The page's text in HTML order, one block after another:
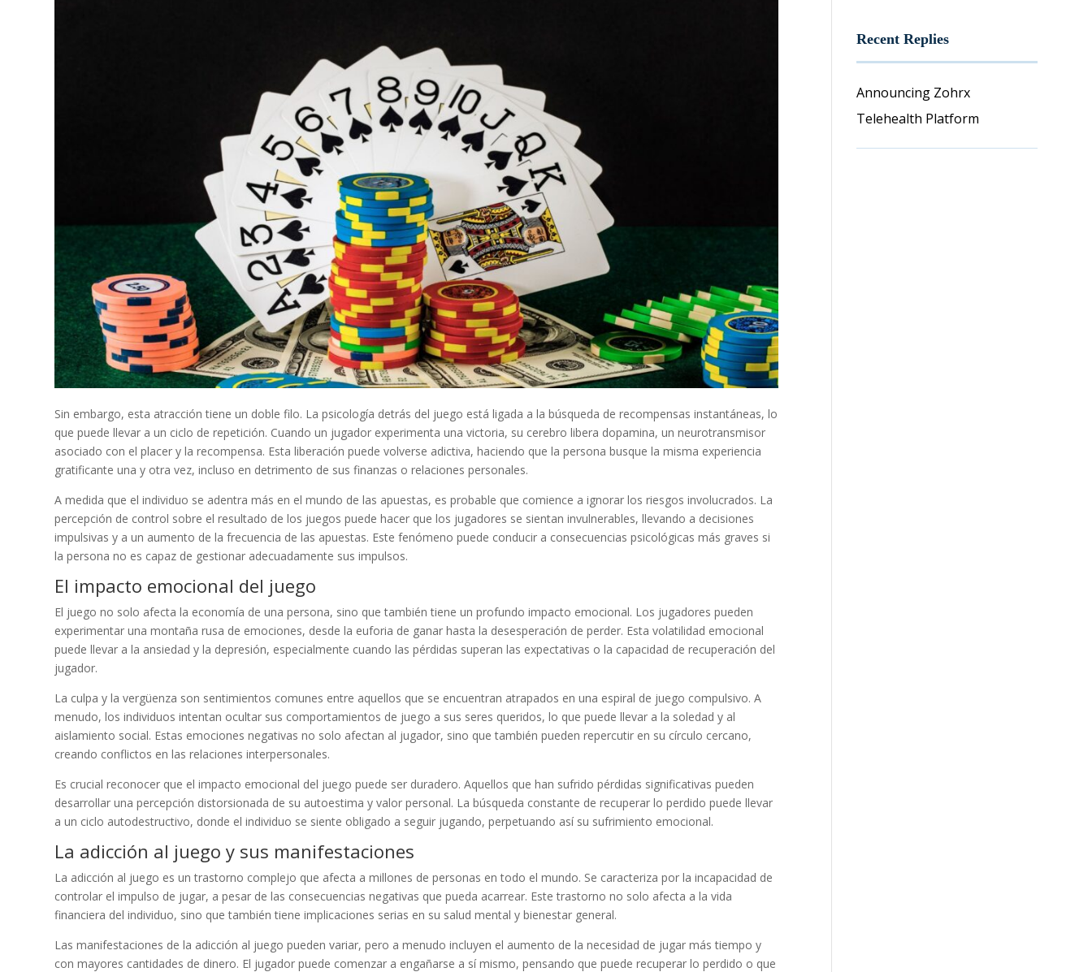
Sin embargo, esta atracción tiene un doble filo. La psicología detrás del juego está ligada a la búsqueda de recompensas instantáneas, lo
que puede llevar a un ciclo de repetición. Cuando un jugador experimenta una victoria, su cerebro libera dopamina, un neurotransmisor
asociado con el placer y la recompensa. Esta liberación puede volverse adictiva, haciendo que la persona busque la misma experiencia
gratificante una y otra vez, incluso en detrimento de sus finanzas o relaciones personales.
A medida que el individuo se adentra más en el mundo de las apuestas, es probable que comience a ignorar los riesgos involucrados. La
percepción de control sobre el resultado de los juegos puede hacer que los jugadores se sientan invulnerables, llevando a decisiones
impulsivas y a un aumento de la frecuencia de las apuestas. Este fenómeno puede conducir a consecuencias psicológicas más graves si
la persona no es capaz de gestionar adecuadamente sus impulsos.
El impacto emocional del juego
El juego no solo afecta la economía de una persona, sino que también tiene un profundo impacto emocional. Los jugadores pueden
experimentar una montaña rusa de emociones, desde la euforia de ganar hasta la desesperación de perder. Esta volatilidad emocional
puede llevar a la ansiedad y la depresión, especialmente cuando las pérdidas superan las expectativas o la capacidad de recuperación del
jugador.
La culpa y la vergüenza son sentimientos comunes entre aquellos que se encuentran atrapados en una espiral de juego compulsivo. A
menudo, los individuos intentan ocultar sus comportamientos de juego a sus seres queridos, lo que puede llevar a la soledad y al
aislamiento social. Estas emociones negativas no solo afectan al jugador, sino que también pueden repercutir en su círculo cercano,
creando conflictos en las relaciones interpersonales.
Es crucial reconocer que el impacto emocional del juego puede ser duradero. Aquellos que han sufrido pérdidas significativas pueden
desarrollar una percepción distorsionada de su autoestima y valor personal. La búsqueda constante de recuperar lo perdido puede llevar
a un ciclo autodestructivo, donde el individuo se siente obligado a seguir jugando, perpetuando así su sufrimiento emocional.
La adicción al juego y sus manifestaciones
La adicción al juego es un trastorno complejo que afecta a millones de personas en todo el mundo. Se caracteriza por la incapacidad de
controlar el impulso de jugar, a pesar de las consecuencias negativas que pueda acarrear. Este trastorno no solo afecta a la vida
financiera del individuo, sino que también tiene implicaciones serias en su salud mental y bienestar general.
Las manifestaciones de la adicción al juego pueden variar, pero a menudo incluyen el aumento de la necesidad de jugar más tiempo y
con mayores cantidades de dinero. El jugador puede comenzar a engañarse a sí mismo, pensando que puede recuperar lo perdido o que
Recent Replies
Announcing Zohrx
Telehealth Platform